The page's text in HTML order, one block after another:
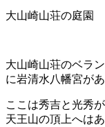
大山崎山荘の庭園
大山崎山荘のベラ
に岩清水八幡宮が
ここは秀吉と光秀
天王山の頂上へは